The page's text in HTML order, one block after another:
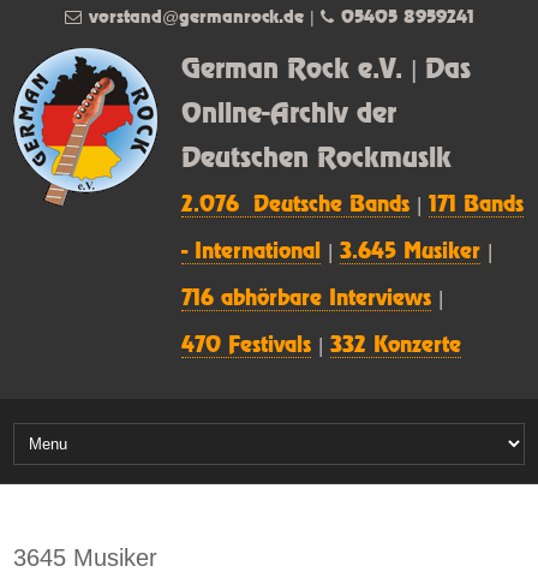
German Rock e.V. | Das
Online-Archiv der
Deutschen Rockmusik
2.076 Deutsche Bands |171 Bands
- International |3.645 Musiker
716 abhörbare Interviews
470 Festivals |332 Konzerte
vorstand@germanrock.de| 05405 8959241
3645 Musiker